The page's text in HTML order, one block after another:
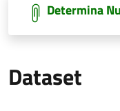
Determina
Dataset